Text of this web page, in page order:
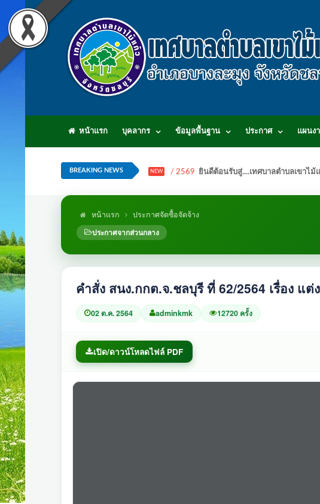
หน้าแรก บุคลากร ข้อมูลพื้นฐาน ประกาศ แผนง
BREAKING NEWS NEW / 2569 ยินดีต้อนรับสู่....เทศบาลตำบลเขาไม้
หน้าแรก
ประกาศจัดซื้อจัดจ้าง
ประกาศจากส่วนกลาง
คำสั่ง สนง.กกต.จ.ชลบุรี ที่ 62/2564 เรื่อง แ
02 ต.ค. 2564 adminkmk 12720 ครั้ง
เปิด/ดาวน์โหลดไฟล์ PDF